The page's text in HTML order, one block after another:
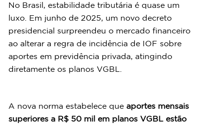
No Brasil, estabilidade tributária é quase um
luxo. Em junho de 2025, um novo decreto
presidencial surpreendeu o mercado financeiro
ao alterar a regra de incidência de IOF sobre
aportes em previdência privada, atingindo
diretamente os planos VGBL.
A nova norma estabelece que aportes mensais
superiores a R$ 50 mil em planos VGBL estão